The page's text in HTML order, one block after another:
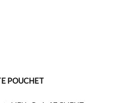
POUCHET